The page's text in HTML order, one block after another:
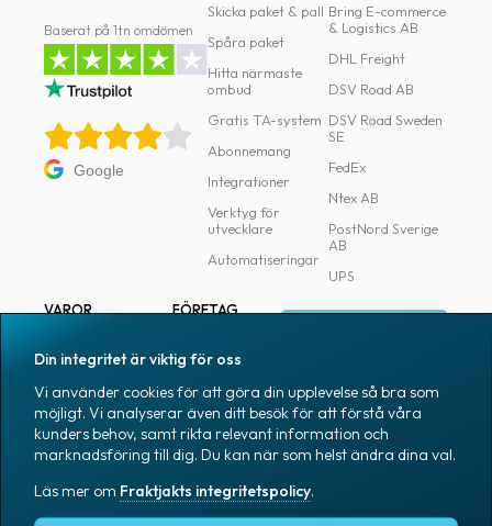
Baserat på 1tn omdömen
Google
Skicka paket & pall
Spåra paket
Hitta närmaste
ombud
Gratis TA-system
Abonnemang
Integrationer
Verktyg för
utvecklare
Automatiseringar
Bring E-commerce
& Logistics AB
DHL Freight
DSV Road AB
DSV Road Sweden
SE
FedEx
Ntex AB
PostNord Sverige
AB
UPS
VAROR
Märkning
Emballage
Emballagetillbehör
Kontorsvaror
FÖRETAG
Pressrum
Medarbetare
Jobb & karriär
Nyhetsarkiv
Blogg
Skapa konto
Din integritet är viktig för oss
Vi använder cookies för att göra din upplevelse så bra som
möjligt. Vi analyserar även ditt besök för att förstå våra
kunders behov, samt rikta relevant information och
marknadsföring till dig. Du kan när som helst ändra dina val.
Läs mer om Fraktjakts integritetspolicy.